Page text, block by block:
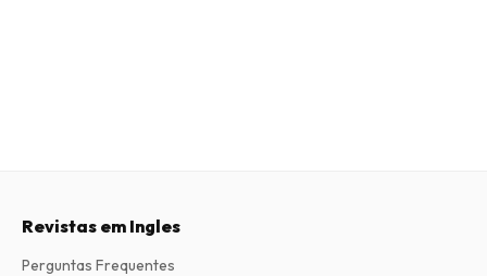
Revistas em Ingles
Perguntas Frequentes